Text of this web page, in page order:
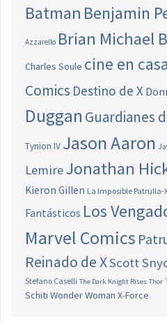
Batman Benjamin
Azzarello Brian Michael
Charles Soule cine en casa
Comics Destino de X
Duggan Guardianes
Tynion IV Jason Aaron
LemireJonathan
Kieron Gillen La Imposible Patrulla-
Fantásticos Los
Marvel Comics
Reinado de XScott
Stefano Caselli The Dark Knight Rises Thor
Schiti Wonder Woman X-Force